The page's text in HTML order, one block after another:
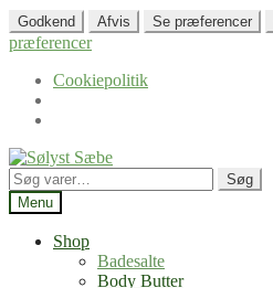
Godkend Afvis Se præferencer
præferencer
Cookiepolitik
Spring
til
navigation
Spring
til
indhold
Søg
efter:
Søg
Menu
Shop
Badesalte
Body Butter